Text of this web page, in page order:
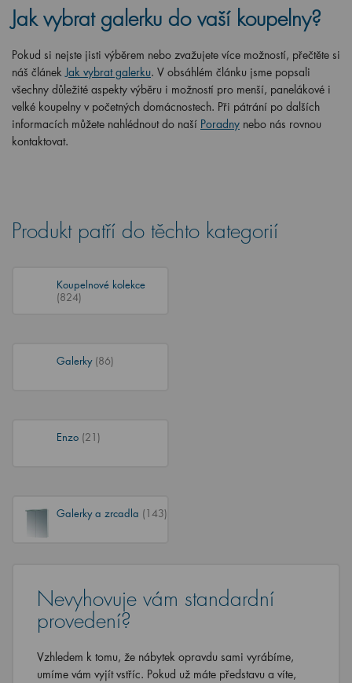
Jak vybrat galerku do vaší koupelny?
Pokud si nejste jisti výběrem nebo zvažujete více možností, přečtěte si
náš článek Jak vybrat galerku. V obsáhlém článku jsme popsali
všechny důležité aspekty výběru i možností pro menší, panelákové i
velké koupelny v početných domácnostech. Při pátrání po dalších
informacích můžete nahlédnout do naší Poradny nebo nás rovnou
kontaktovat.
Produkt patří do těchto kategorií
Koupelnové kolekce
(824)
Galerky (86)
Enzo (21)
Galerky a zrcadla (143)
Nevyhovuje vám standardní
provedení?
Vzhledem k tomu, že nábytek opravdu sami vyrábíme,
umíme vám vyjít vstříc. Pokud už máte představu a víte,